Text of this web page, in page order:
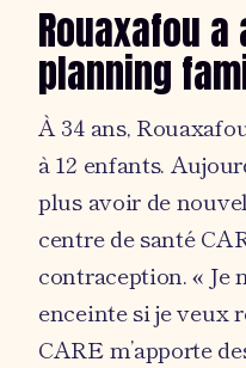
Rouaxafou
planning
À 34 ans,
à 12 enfants.
plus avoir de
centre de santé
contraception. « Je
enceinte si je veux
CARE m’apporte